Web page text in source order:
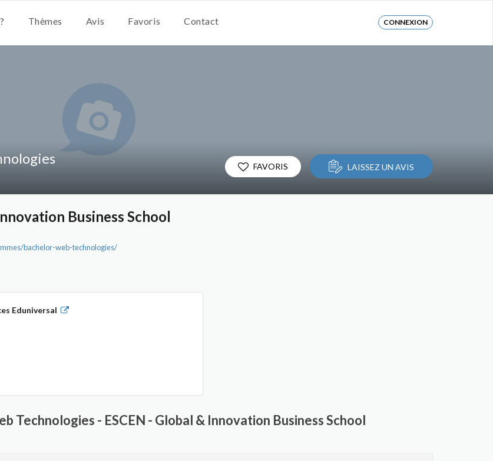
Thèmes Avis Favoris Contact CONNEXION
Business School
bachelor-web-technologies/
FAVORIS LAISSEZ UN AVIS
Eduniversal
Technologies - ESCEN - Global & Innovation Business School